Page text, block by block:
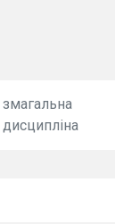
змагальна
дисципліна